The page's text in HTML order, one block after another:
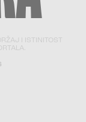
I ISTINITOST